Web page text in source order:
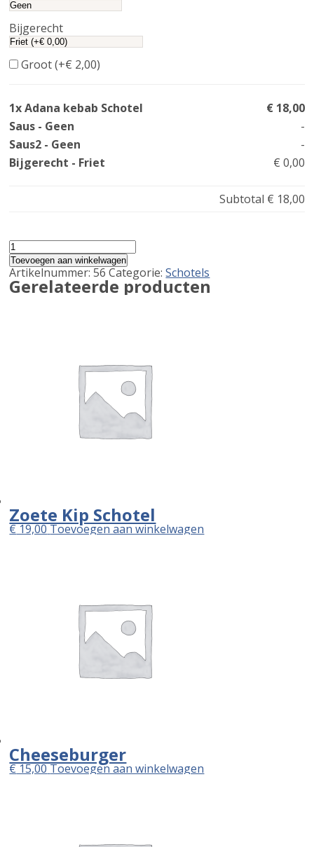
Bijgerecht
Groot (+€ 2,00)
1x Adana kebab Schotel
€ 18,00
Saus - Geen
-
Saus2 - Geen
-
Bijgerecht - Friet
€ 0,00
Subtotal € 18,00
Adana
kebab
Schotel
aantal
Toevoegen aan winkelwagen
Artikelnummer:56 Categorie:Schotels
Gerelateerde producten
Zoete Kip Schotel
€19,00Toevoegen aan winkelwagen
Cheeseburger
€15,00Toevoegen aan winkelwagen